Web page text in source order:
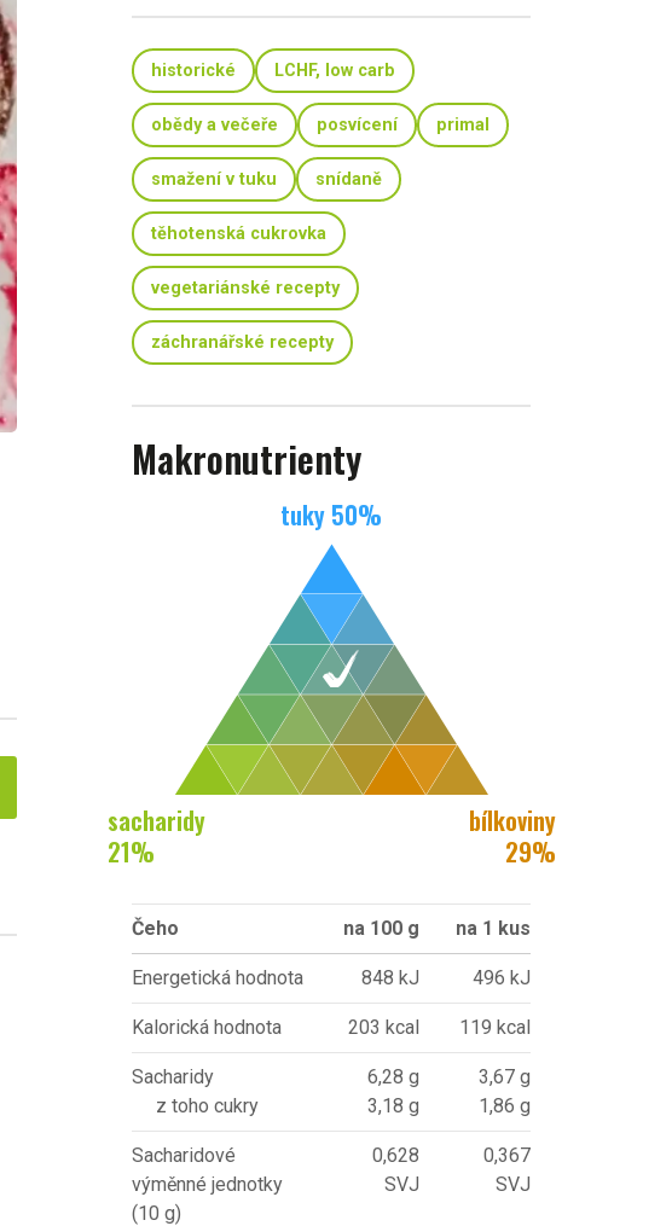
historické LCHF, low carb
obědy a večeře posvícení primal
smažení v tuku snídaně
těhotenská cukrovka
vegetariánské recepty
záchranářské recepty
Makronutrienty
tuky 50%
sacharidy
21%
bílkoviny
29%
Čeho na 100 g na 1 kus
Energetická hodnota 848 kJ 496 kJ
Kalorická hodnota 203 kcal 119 kcal
Sacharidy
z toho cukry
6,28 g
3,18 g
3,67 g
1,86 g
Sacharidové
výměnné jednotky
(10 g)
0,628
SVJ
0,367
SVJ